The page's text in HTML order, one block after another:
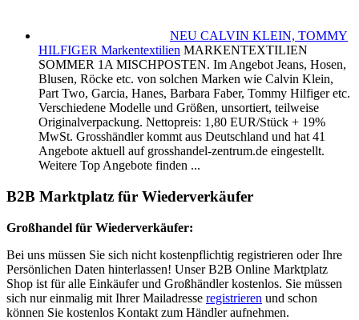
NEU CALVIN KLEIN, TOMMY
HILFIGER Markentextilien MARKENTEXTILIEN
SOMMER 1A MISCHPOSTEN. Im Angebot Jeans, Hosen,
Blusen, Röcke etc. von solchen Marken wie Calvin Klein,
Part Two, Garcia, Hanes, Barbara Faber, Tommy Hilfiger etc.
Verschiedene Modelle und Größen, unsortiert, teilweise
Originalverpackung. Nettopreis: 1,80 EUR/Stück + 19%
MwSt. Grosshändler kommt aus Deutschland und hat 41
Angebote aktuell auf grosshandel-zentrum.de eingestellt.
Weitere Top Angebote finden ...
B2B Marktplatz für Wiederverkäufer
Großhandel für Wiederverkäufer:
Bei uns müssen Sie sich nicht kostenpflichtig registrieren oder Ihre
Persönlichen Daten hinterlassen! Unser B2B Online Marktplatz
Shop ist für alle Einkäufer und Großhändler kostenlos. Sie müssen
sich nur einmalig mit Ihrer Mailadresse registrieren und schon
können Sie kostenlos Kontakt zum Händler aufnehmen.